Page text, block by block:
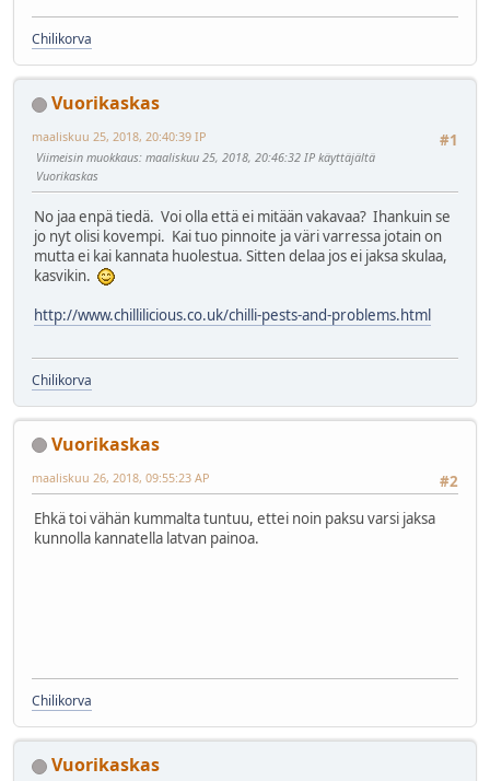
Chilikorva
Vuorikaskas
#1
maaliskuu 25, 2018, 20:40:39 IP
Viimeisin muokkaus: maaliskuu 25, 2018, 20:46:32 IP käyttäjältä
Vuorikaskas
No jaa enpä tiedä. Voi olla että ei mitään vakavaa? Ihankuin se
jo nyt olisi kovempi. Kai tuo pinnoite ja väri varressa jotain on
mutta ei kai kannata huolestua. Sitten delaa jos ei jaksa skulaa,
kasvikin.
http://www.chillilicious.co.uk/chilli-pests-and-problems.html
Chilikorva
Vuorikaskas
#2
maaliskuu 26, 2018, 09:55:23 AP
Ehkä toi vähän kummalta tuntuu, ettei noin paksu varsi jaksa
kunnolla kannatella latvan painoa.
Chilikorva
Vuorikaskas